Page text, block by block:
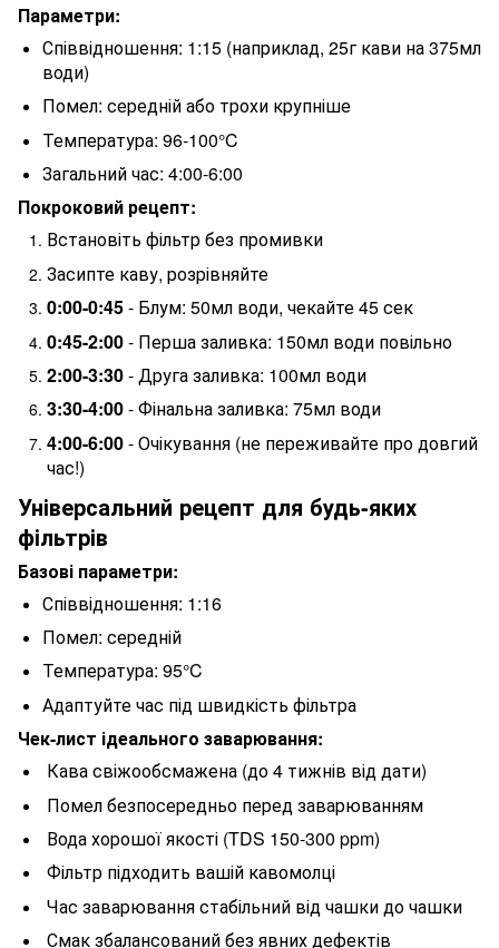
Параметри:
Співвідношення: 1:15 (наприклад, 25г кави на 375мл
води)
Помел: середній або трохи крупніше
Температура: 96-100°C
Загальний час: 4:00-6:00
Покроковий рецепт:
Встановіть фільтр без промивки
Засипте каву, розрівняйте
0:00-0:45- Блум: 50мл води, чекайте 45 сек
0:45-2:00- Перша заливка: 150мл води повільно
2:00-3:30- Друга заливка: 100мл води
3:30-4:00- Фінальна заливка: 75мл води
4:00-6:00- Очікування (не переживайте про довгий
час!)
Універсальний рецепт для будь-яких
фільтрів
Базові параметри:
Співвідношення: 1:16
Помел: середній
Температура: 95°C
Адаптуйте час під швидкість фільтра
Чек-лист ідеального заварювання:
Кава свіжообсмажена (до 4 тижнів від дати)
Помел безпосередньо перед заварюванням
Вода хорошої якості (TDS 150-300 ppm)
Фільтр підходить вашій кавомолці
Час заварювання стабільний від чашки до чашки
Смак збалансований без явних дефектів